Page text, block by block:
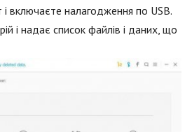
включаєте налагодження по USB.
і надає список файлів і даних, що